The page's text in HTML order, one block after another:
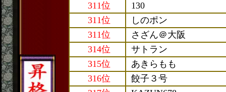
311位
130
311位
しのポン
311位
さざん＠大阪
314位
サトラン
315位
あきらもも
316位
餃子３号